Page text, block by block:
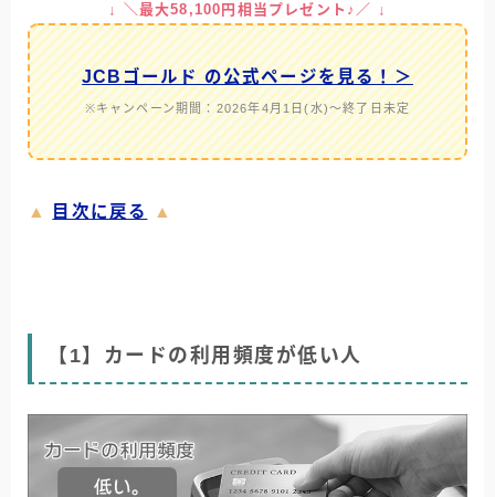
↓ ＼最大58,100円相当プレゼント♪／ ↓
JCBゴールド の公式ページを見る！＞
※キャンペーン期間：2026年4月1日(水)～終了日未定
▲ 目次に戻る ▲
【1】カードの利用頻度が低い人